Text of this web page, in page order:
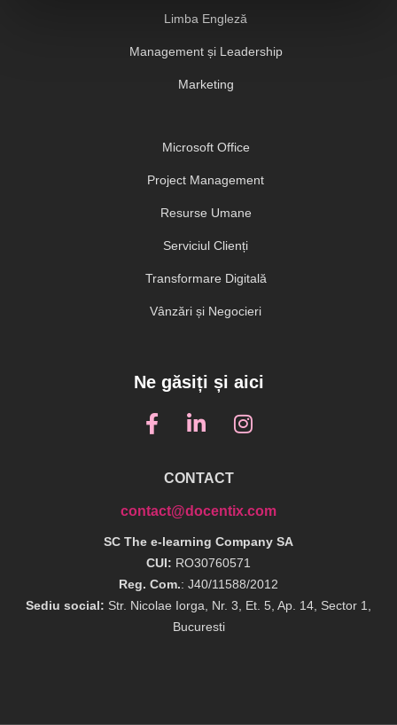
Limba Engleză
Management și Leadership
Marketing
Microsoft Office
Project Management
Resurse Umane
Serviciul Clienți
Transformare Digitală
Vânzări și Negocieri
Ne găsiți și aici
CONTACT
contact@docentix.com
SC The e-learning Company SA
CUI: RO30760571
Reg. Com.: J40/11588/2012
Sediu social: Str. Nicolae Iorga, Nr. 3, Et. 5, Ap. 14, Sector 1,
Bucuresti